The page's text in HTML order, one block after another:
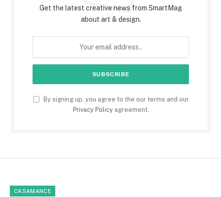
Get the latest creative news from SmartMag
about art & design.
By signing up, you agree to the our terms and our
Privacy Policyagreement.
CASAMANCE